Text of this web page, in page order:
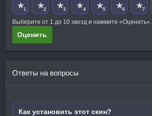
★1 ★2 ★3 ★4 ★5 ★6 ★7
Выберите от 1 до 10 звезд и нажмите «Оценить».
Оценить
Ответы на вопросы
Как установить этот скин?